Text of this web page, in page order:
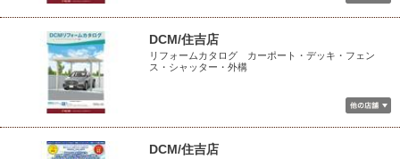
DCM/住吉店
リフォームカタログ カーポート・デッキ・フェン
ス・シャッター・外構
DCM/住吉店